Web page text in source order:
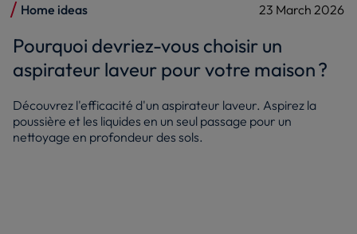
Home ideas 23 March 2026
Pourquoi devriez-vous choisir un
aspirateur laveur pour votre maison ?
Découvrez l'efficacité d'un aspirateur laveur. Aspirez la
poussière et les liquides en un seul passage pour un
nettoyage en profondeur des sols.